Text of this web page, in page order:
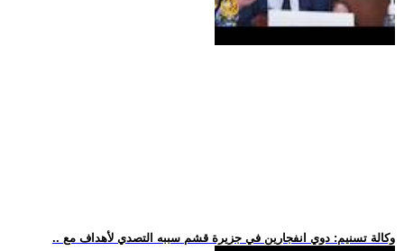
.. وكالة تسنيم: دوي انفجارين في جزيرة قشم سببه التصدي لأهداف مع